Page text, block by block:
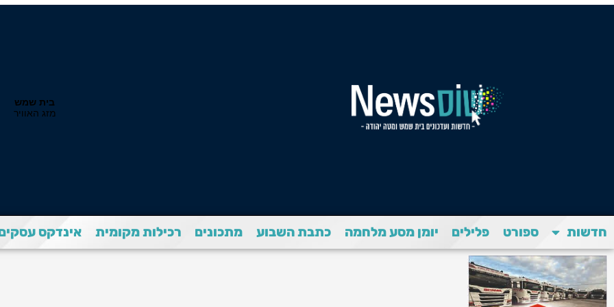
חדשות ספורט פלילים יומן מסע מלחמה כתבת השבוע מתכונים רכילות מקומית אינדקס